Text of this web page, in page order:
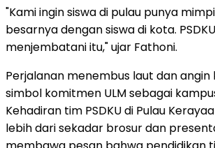
"Kami ingin siswa di pulau punya
besarnya dengan siswa di kota.
menjembatani itu," ujar Fathoni.
Perjalanan menembus laut dan
simbol komitmen ULM sebagai
Kehadiran tim PSDKU di Pulau
lebih dari sekadar brosur dan